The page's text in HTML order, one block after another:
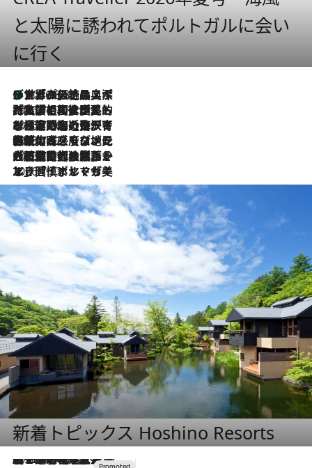
と太陽に誘われてポルトガルに会い
に行く
2026.8.8
リスボンの絶品スイーツ「パステル・デ・ナタ」とは？ポルトガル伝統の奥深い世界へ
2026.7.27
「私の祖国はポルトガル語です」国民的詩人フェルナンド・ペソアと、彼が愛した文学の街を歩く
2026.7.26
ポルトガル近海が育む極上の海の幸。キリリと冷えた白ワインと愉しむ、シーフード専門店の贅沢
2026.7.22
伝統の味をモダンに昇華。高感度な地元客が集う、リスボンの最旬ガストロノミー
2026.7.21
大航海時代の栄華から、震災、独裁、そして革命へ。ポルトガル・首都リスボンの石畳に刻まれた「歴史の光と影」
2026.7.13
エッセイ・ヤマザキマリ「慎ましくも美しき国 ポルトガル」
新着トピックス Hoshino Resorts
2026.8.7
【トンボの足水浴】ヒノキの香りに包まれて涼感マックス！約13℃の湧水かけ流しを避暑地「星野温泉 トンボの湯」で体験